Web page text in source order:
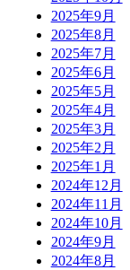
2025年9月
2025年8月
2025年7月
2025年6月
2025年5月
2025年4月
2025年3月
2025年2月
2025年1月
2024年12月
2024年11月
2024年10月
2024年9月
2024年8月